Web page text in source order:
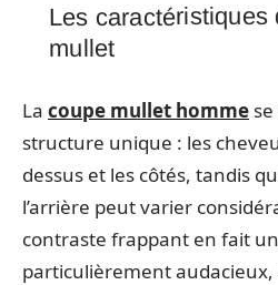
Les caractéristiques
mullet
La coupe mullet homme
structure unique : les
dessus et les côtés, tandis
l’arrière peut varier
contraste frappant en fait
particulièrement